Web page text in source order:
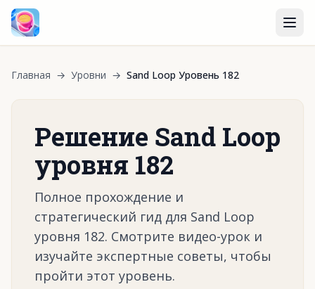
Главная → Уровни → Sand Loop Уровень 182
Решение Sand Loop
уровня 182
Полное прохождение и
стратегический гид для Sand Loop
уровня 182. Смотрите видео-урок и
изучайте экспертные советы, чтобы
пройти этот уровень.